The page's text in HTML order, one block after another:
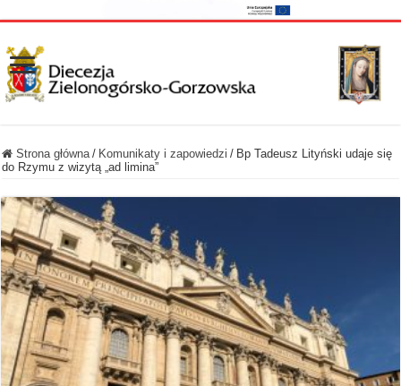
Strona główna / Komunikaty i zapowiedzi / Bp Tadeusz Lityński udaje się
do Rzymu z wizytą „ad limina”